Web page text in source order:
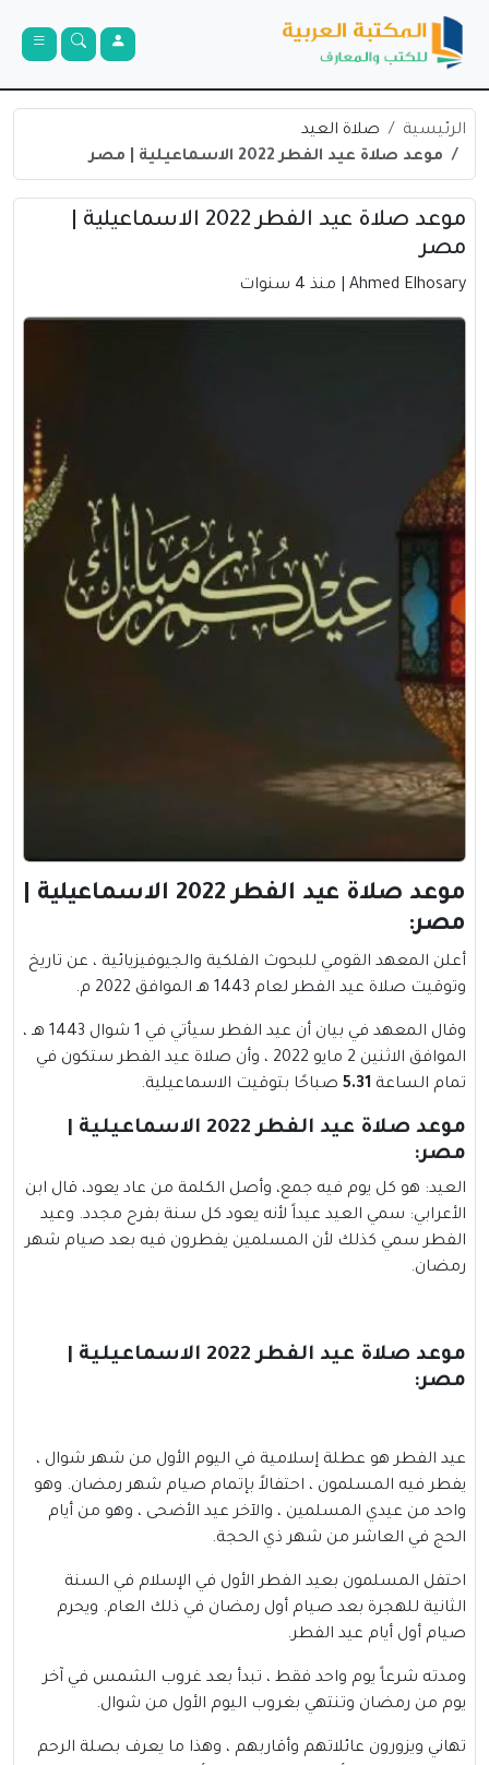
الرئيسية
صلاة العيد
موعد صلاة عيد الفطر 2022 الاسماعيلية | مصر
موعد صلاة عيد الفطر 2022 الاسماعيلية |
مصر
Ahmed Elhosary | منذ 4 سنوات
موعد صلاة عيد الفطر 2022 الاسماعيلية |
مصر:
أعلن المعهد القومي للبحوث الفلكية والجيوفيزيائية ، عن تاريخ
وتوقيت صلاة عيد الفطرلعام 1443 هـ الموافق 2022 م.
وقال المعهد في بيان أن عيد الفطر سيأتي في 1 شوال 1443 هـ ،
الموافق الاثنين 2 مايو 2022 ، وأن صلاة عيد الفطر ستكون في
تمام الساعة 5.31 صباحًا بتوقيت الاسماعيلية.
موعد صلاة عيد الفطر 2022 الاسماعيلية |
مصر:
العيد: هو كل يوم فيه جمع، وأصل الكلمة من عاد يعود، قال ابن
الأعرابي: سمي العيد عيداً لأنه يعود كل سنة بفرح مجدد. وعيد
الفطر سمي كذلك لأن المسلمين يفطرون فيه بعد صيام شهر
رمضان.
موعد صلاة عيد الفطر 2022 الاسماعيلية |
مصر:
عيد الفطر هو عطلة إسلامية في اليوم الأول من شهر شوال ،
يفطر فيه المسلمون ، احتفالاً بإتمام صيام شهر رمضان. وهو
واحد من عيدي المسلمين ، والآخر عيد الأضحى ، وهو من أيام
الحج في العاشر من شهر ذي الحجة.
احتفل المسلمون بعيد الفطر الأول في الإسلام في السنة
الثانية للهجرة بعد صيام أول رمضان في ذلك العام. ويحرم
صيام أول أيام عيد الفطر.
ومدته شرعاً يوم واحد فقط ، تبدأ بعد غروب الشمس في آخر
يوم من رمضان وتنتهي بغروب اليوم الأول من شوال.
تهاني ويزورون عائلاتهم وأقاربهم ، وهذا ما يعرف بصلة الرحم